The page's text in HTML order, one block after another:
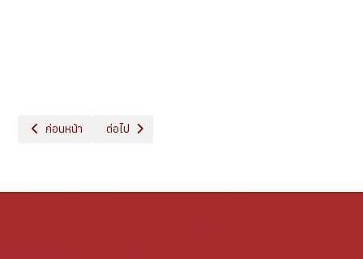
เนื้อหาก่อนหน้า: แผนกวิชาประมง
ก่อนหน้า เนื้อหาถัดไป: แผนกวิชาบริหารธุรกิจ
ต่อไป